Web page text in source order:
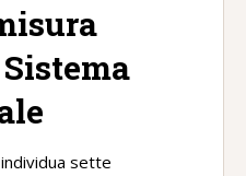
sette